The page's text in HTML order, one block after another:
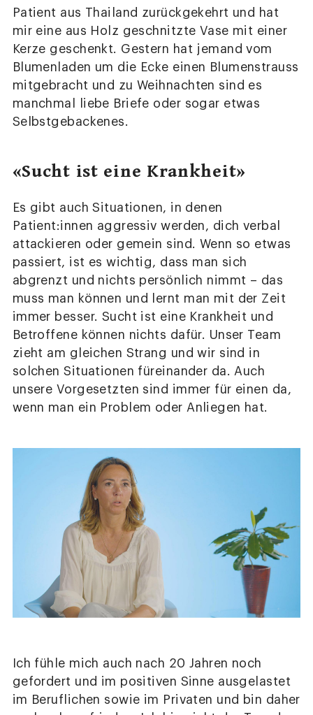
Patient aus Thailand zurückgekehrt und hat
mir eine aus Holz geschnitzte Vase mit einer
Kerze geschenkt. Gestern hat jemand vom
Blumenladen um die Ecke einen Blumenstrauss
mitgebracht und zu Weihnachten sind es
manchmal liebe Briefe oder sogar etwas
Selbstgebackenes.
«Sucht ist eine Krankheit»
Es gibt auch Situationen, in denen
Patient:innen aggressiv werden, dich verbal
attackieren oder gemein sind. Wenn so etwas
passiert, ist es wichtig, dass man sich
abgrenzt und nichts persönlich nimmt – das
muss man können und lernt man mit der Zeit
immer besser. Sucht ist eine Krankheit und
Betroffene können nichts dafür. Unser Team
zieht am gleichen Strang und wir sind in
solchen Situationen füreinander da. Auch
unsere Vorgesetzten sind immer für einen da,
wenn man ein Problem oder Anliegen hat.
Ich fühle mich auch nach 20 Jahren noch
gefordert und im positiven Sinne ausgelastet
im Beruflichen sowie im Privaten und bin daher